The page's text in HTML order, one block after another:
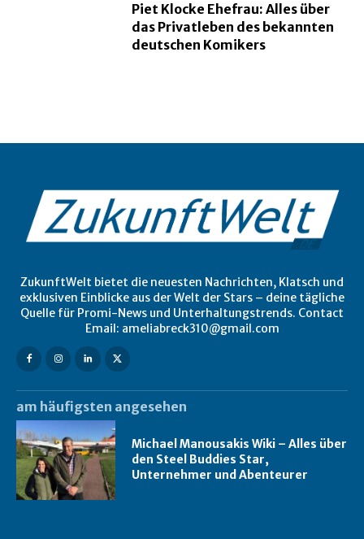
Piet Klocke Ehefrau: Alles über
das Privatleben des bekannten
deutschen Komikers
ZukunftWelt bietet die neuesten Nachrichten, Klatsch und
exklusiven Einblicke aus der Welt der Stars – deine tägliche
Quelle für Promi-News und Unterhaltungstrends. Contact
Email: ameliabreck310@gmail.com
am häufigsten angesehen
Michael Manousakis Wiki – Alles über
den Steel Buddies Star,
Unternehmer und Abenteurer